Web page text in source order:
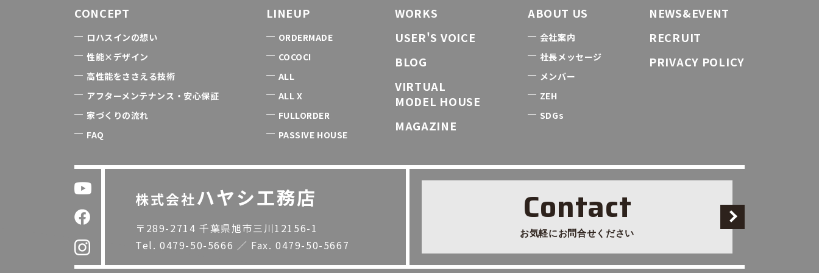
CONCEPT
ロハスインの想い
性能×デザイン
高性能をささえる技術
アフターメンテナンス・安心保証
家づくりの流れ
FAQ
LINEUP
ORDERMADE
COCOCI
ALL
ALL X
FULLORDER
PASSIVE HOUSE
WORKS
USER'S VOICE
BLOG
VIRTUAL
MODEL HOUSE
MAGAZINE
ABOUT US
会社案内
社長メッセージ
メンバー
ZEH
SDGs
NEWS&EVENT
RECRUIT
PRIVACY POLICY
株式会社ハヤシ工務店
〒289-2714 千葉県旭市三川12156-1
Tel. 0479-50-5666 ／ Fax. 0479-50-5667
Contact
お気軽にお問合せください